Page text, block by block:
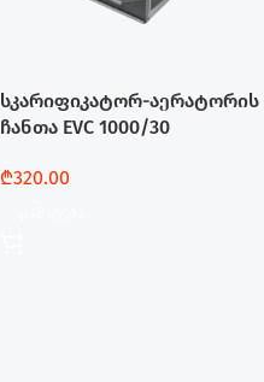
სკარიფიკატორ-აერატორის
ჩანთა EVC 1000/30
₾320.00